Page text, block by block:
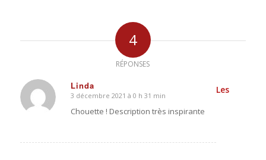
4
RÉPONSES
Linda
dit
:
3 décembre 2021 à 0 h 31 min
Chouette ! Description très inspirante
Les